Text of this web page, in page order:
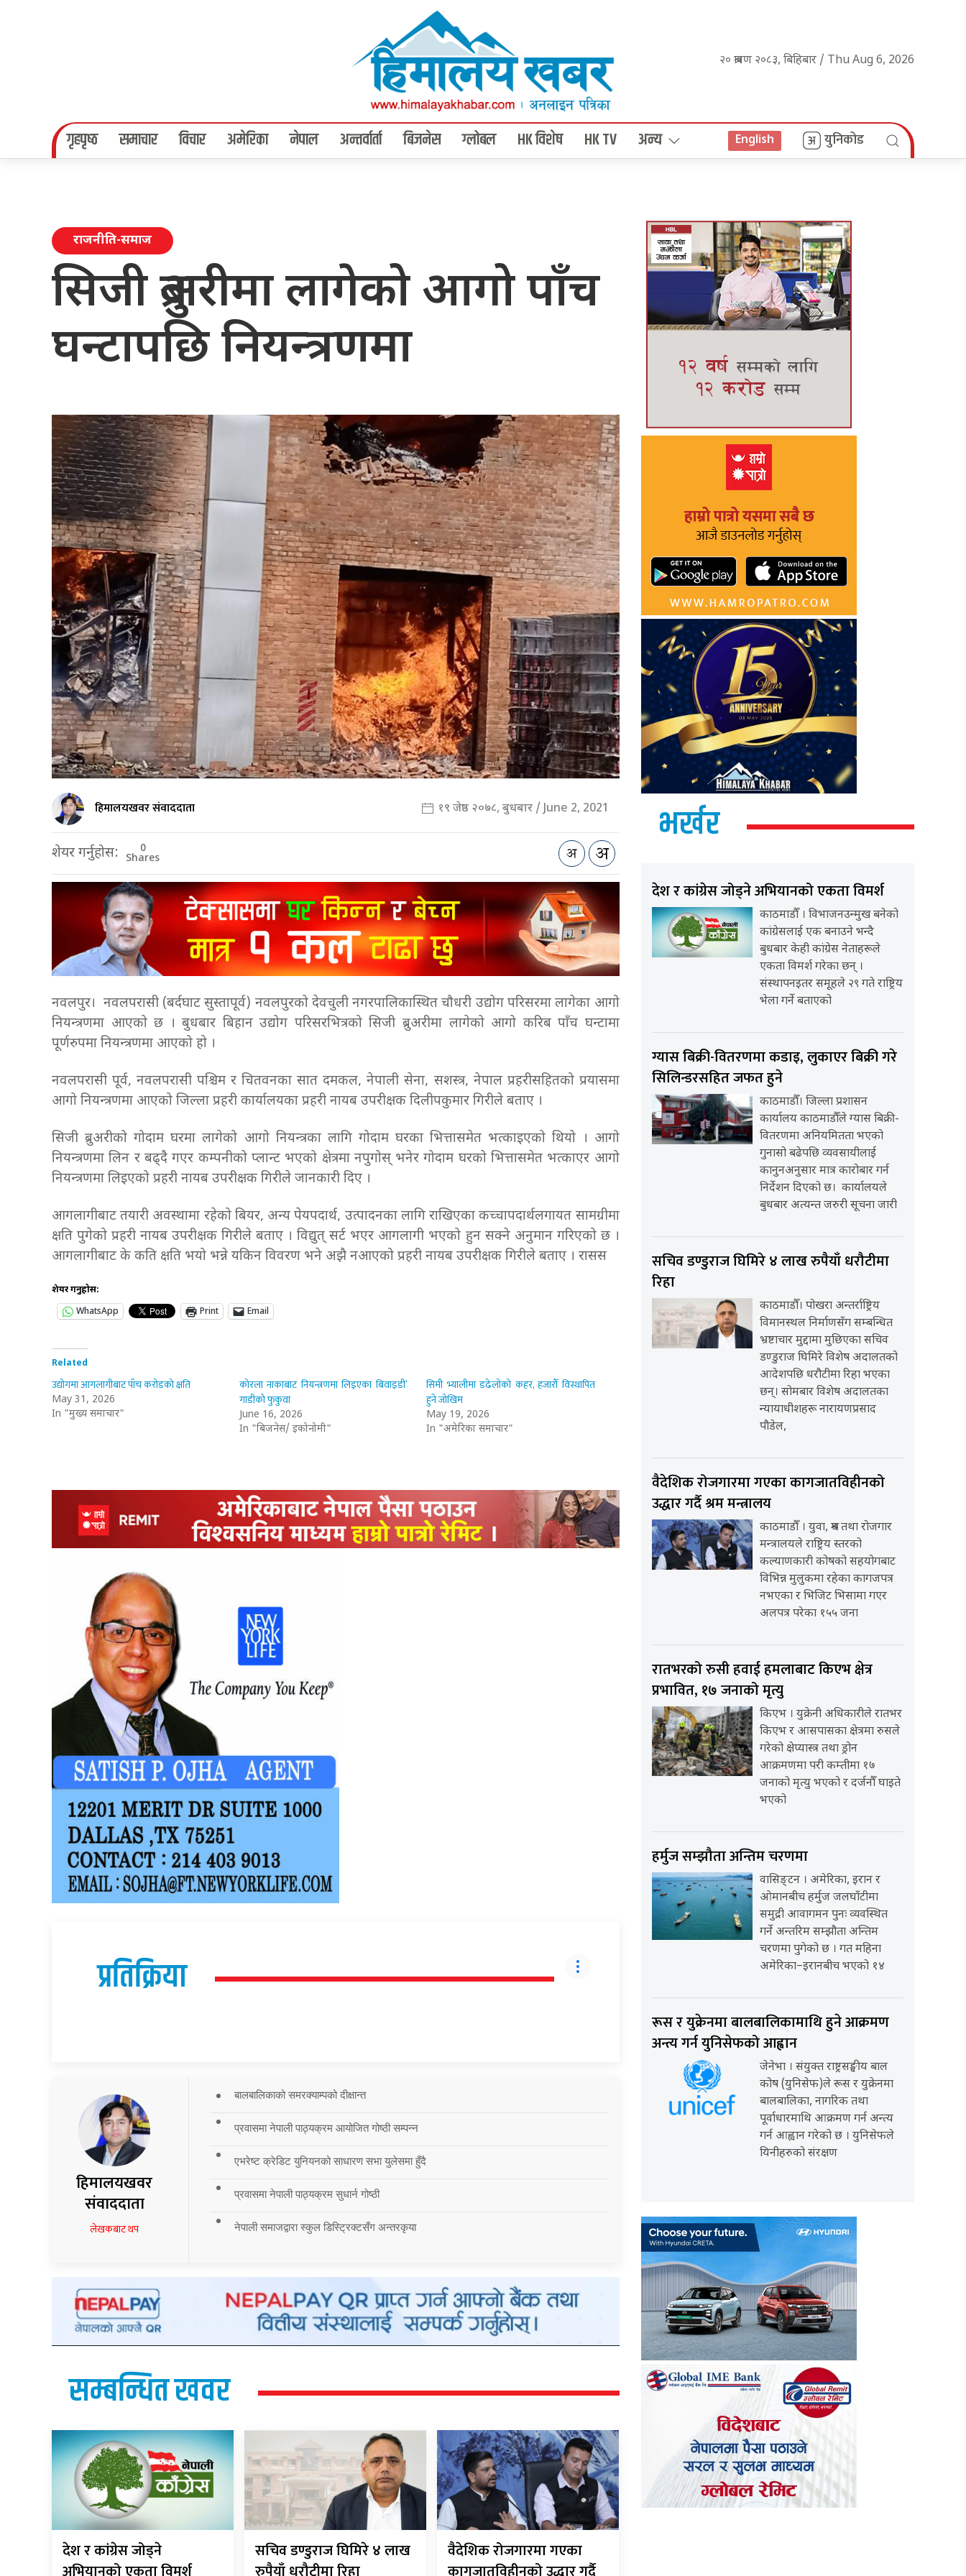
२० श्रावण २०८३, बिहिबार / Thu Aug 6, 2026
गृहपृष्‍ठ समाचार विचार अमेरिका नेपाल अन्तर्वार्ता बिजनेस ग्लोबल HK विशेष HK TV अन्य English युनिकोड
राजनीति-समाज
सिजी ब्रुअरीमा लागेको आगो पाँच
घन्टापछि नियन्त्रणमा
हिमालयखवर संवाददाता १९ जेष्ठ २०७८, बुधबार / June 2, 2021
शेयर गर्नुहोस: 0
Shares
नवलपुर। नवलपरासी (बर्दघाट सुस्तापूर्व) नवलपुरको देवचुली नगरपालिकास्थित चौधरी उद्योग परिसरमा लागेका आगो
नियन्त्रणमा आएको छ । बुधबार बिहान उद्योग परिसरभित्रको सिजी ब्रुअरीमा लागेको आगो करिब पाँच घन्टामा
पूर्णरुपमा नियन्त्रणमा आएको हो ।
नवलपरासी पूर्व, नवलपरासी पश्चिम र चितवनका सात दमकल, नेपाली सेना, सशस्त्र, नेपाल प्रहरीसहितको प्रयासमा
आगो नियन्त्रणमा आएको जिल्ला प्रहरी कार्यालयका प्रहरी नायब उपरीक्षक दिलीपकुमार गिरीले बताए ।
सिजी ब्रुअरीको गोदाम घरमा लागेको आगो नियन्त्रका लागि गोदाम घरका भित्तासमेत भत्काइएको थियो । आगो
नियन्त्रणमा लिन र बढ्दै गएर कम्पनीको प्लान्ट भएको क्षेत्रमा नपुगोस् भनेर गोदाम घरको भित्तासमेत भत्काएर आगो
नियन्त्रणमा लिइएको प्रहरी नायब उपरीक्षक गिरीले जानकारी दिए ।
आगलागीबाट तयारी अवस्थामा रहेको बियर, अन्य पेयपदार्थ, उत्पादनका लागि राखिएका कच्चापदार्थलगायत सामग्रीमा
क्षति पुगेको प्रहरी नायब उपरीक्षक गिरीले बताए । विद्युत् सर्ट भएर आगलागी भएको हुन सक्ने अनुमान गरिएको छ ।
आगलागीबाट के कति क्षति भयो भन्ने यकिन विवरण भने अझै नआएको प्रहरी नायब उपरीक्षक गिरीले बताए । रासस
शेयर गर्नुहोस:
WhatsApp
Print Email
Related
उद्योगमा आगलागीबाट पाँच करोडको क्षति
May 31, 2026
In "मुख्य समाचार"
कोरला नाकाबाट नियन्त्रणमा लिइएका बिवाइडी’
गाडीको फुकुवा
June 16, 2026
In "बिजनेस/ इकोनोमी"
सिमी भ्यालीमा डढेलोको कहर, हजारौँ विस्थापित
हुने जोखिम
May 19, 2026
In "अमेरिका समाचार"
प्रतिक्रिया
हिमालयखवर
संवाददाता
लेखकबाट थप
बालबालिकाको समरक्याम्पको दीक्षान्त
प्रवासमा नेपाली पाठ्यक्रम आयोजित गोष्ठी सम्पन्न
एभरेष्ट क्रेडिट युनियनको साधारण सभा युलेसमा हुँदै
प्रवासमा नेपाली पाठ्यक्रम सुधार्न गोष्ठी
नेपाली समाजद्वारा स्कुल डिस्ट्रिक्टसँग अन्तरकृया
सम्बन्धित खवर
देश र कांग्रेस जोड्ने
सचिव डण्डुराज घिमिरे ४ लाख
वैदेशिक रोजगारमा गएका
भर्खर
देश र कांग्रेस जोड्ने अभियानको एकता विमर्श
काठमाडौँ । विभाजनउन्मुख बनेको
कांग्रेसलाई एक बनाउने भन्दै
बुधबार केही कांग्रेस नेताहरूले
एकता विमर्श गरेका छन् ।
संस्थापनइतर समूहले २९ गते राष्ट्रिय
भेला गर्ने बताएको
ग्यास बिक्री-वितरणमा कडाइ, लुकाएर बिक्री गरे
सिलिन्डरसहित जफत हुने
काठमाडौँ। जिल्ला प्रशासन
कार्यालय काठमाडौँले ग्यास बिक्री-
वितरणमा अनियमितता भएको
गुनासो बढेपछि व्यवसायीलाई
कानुनअनुसार मात्र कारोबार गर्न
निर्देशन दिएको छ। कार्यालयले
बुधबार अत्यन्त जरुरी सूचना जारी
सचिव डण्डुराज घिमिरे ४ लाख रुपैयाँ धरौटीमा
रिहा
काठमाडौँ। पोखरा अन्तर्राष्ट्रिय
विमानस्थल निर्माणसँग सम्बन्धित
भ्रष्टाचार मुद्दामा मुछिएका सचिव
डण्डुराज घिमिरे विशेष अदालतको
आदेशपछि धरौटीमा रिहा भएका
छन्। सोमबार विशेष अदालतका
न्यायाधीशहरू नारायणप्रसाद
पौडेल,
वैदेशिक रोजगारमा गएका कागजातविहीनको
उद्धार गर्दै श्रम मन्त्रालय
काठमाडौँ । युवा, श्रम तथा रोजगार
मन्त्रालयले राष्ट्रिय स्तरको
कल्याणकारी कोषको सहयोगबाट
विभिन्न मुलुकमा रहेका कागजपत्र
नभएका र भिजिट भिसामा गएर
अलपत्र परेका १५५ जना
रातभरको रुसी हवाई हमलाबाट किएभ क्षेत्र
प्रभावित, १७ जनाको मृत्यु
किएभ । युक्रेनी अधिकारीले रातभर
किएभ र आसपासका क्षेत्रमा रुसले
गरेको क्षेप्यास्त्र तथा ड्रोन
आक्रमणमा परी कम्तीमा १७
जनाको मृत्यु भएको र दर्जनौँ घाइते
भएको
हर्मुज सम्झौता अन्तिम चरणमा
वासिङ्टन । अमेरिका, इरान र
ओमानबीच हर्मुज जलघाँटीमा
समुद्री आवागमन पुनः व्यवस्थित
गर्ने अन्तरिम सम्झौता अन्तिम
चरणमा पुगेको छ । गत महिना
अमेरिका–इरानबीच भएको १४
रूस र युक्रेनमा बालबालिकामाथि हुने आक्रमण
अन्त्य गर्न युनिसेफको आह्वान
जेनेभा । संयुक्त राष्ट्रसङ्घीय बाल
कोष (युनिसेफ)ले रूस र युक्रेनमा
बालबालिका, नागरिक तथा
पूर्वाधारमाथि आक्रमण गर्न अन्त्य
गर्न आह्वान गरेको छ । युनिसेफले
यिनीहरुको संरक्षण